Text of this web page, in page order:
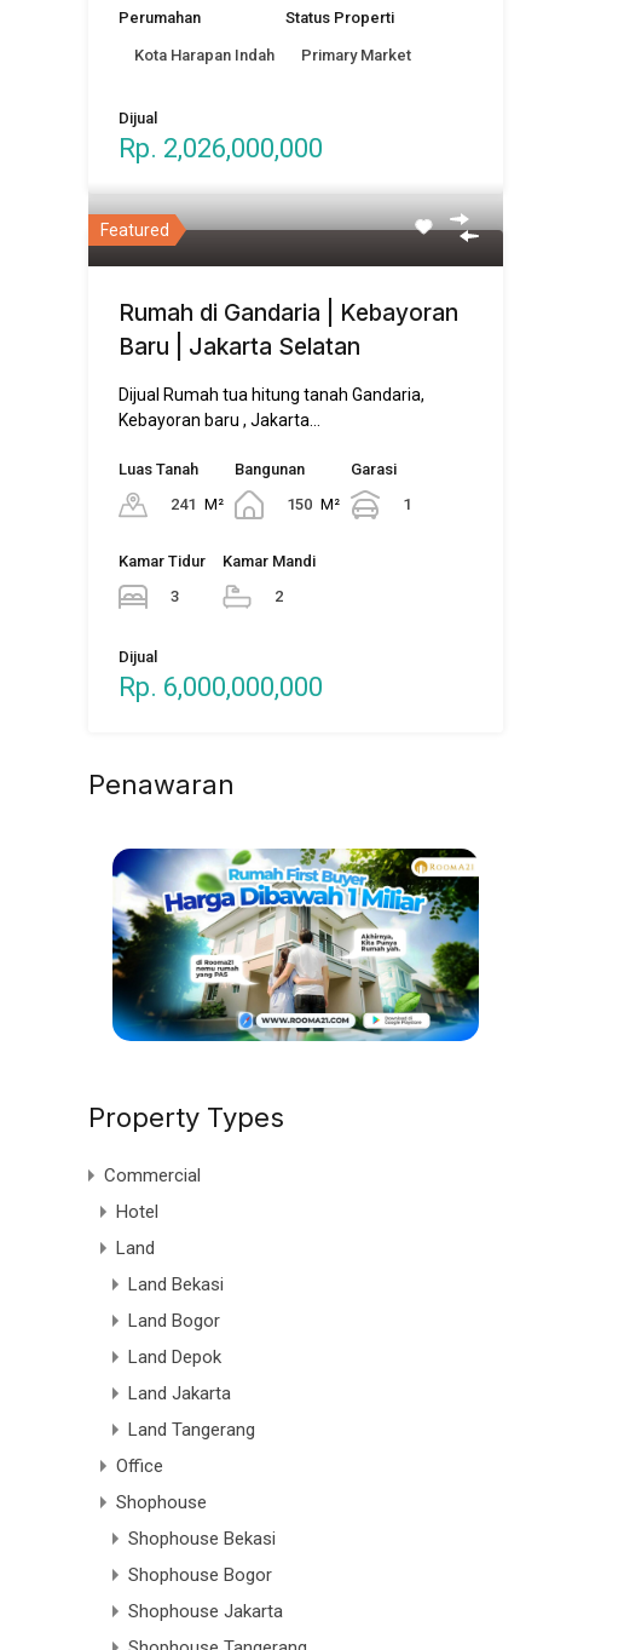
Perumahan
Kota Harapan Indah
Status Properti
Primary Market
Dijual
Rp. 2,026,000,000
Featured
Rumah di Gandaria | Kebayoran
Baru | Jakarta Selatan
Dijual Rumah tua hitung tanah Gandaria,
Kebayoran baru , Jakarta…
Luas Tanah
241 M²
Bangunan
150 M²
Garasi
1
Kamar Tidur
3
Kamar Mandi
2
Dijual
Rp. 6,000,000,000
Penawaran
Property Types
Commercial
Hotel
Land
Land Bekasi
Land Bogor
Land Depok
Land Jakarta
Land Tangerang
Office
Shophouse
Shophouse Bekasi
Shophouse Bogor
Shophouse Jakarta